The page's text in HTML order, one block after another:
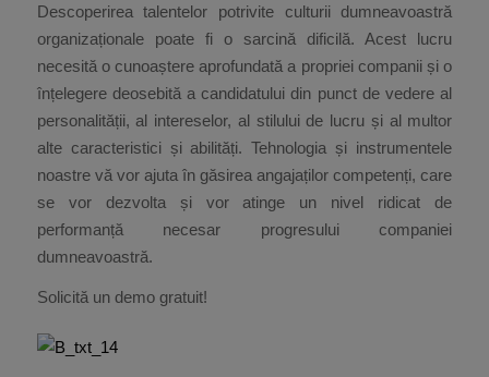
Descoperirea talentelor potrivite culturii dumneavoastră
organizaționale poate fi o sarcină dificilă. Acest lucru
necesită o cunoaștere aprofundată a propriei companii și o
înțelegere deosebită a candidatului din punct de vedere al
personalității, al intereselor, al stilului de lucru și al multor
alte caracteristici și abilități. Tehnologia și instrumentele
noastre vă vor ajuta în găsirea angajaților competenți, care
se vor dezvolta și vor atinge un nivel ridicat de
performanță necesar progresului companiei
dumneavoastră.
Solicită un demo gratuit!